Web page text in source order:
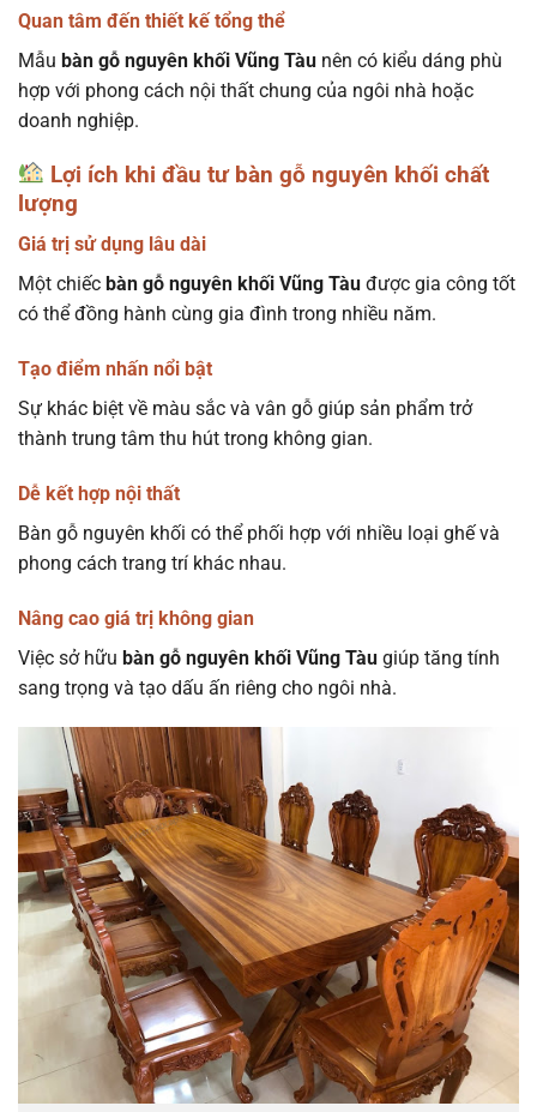
Quan tâm đến thiết kế tổng thể
Mẫu bàn gỗ nguyên khối Vũng Tàu nên có kiểu dáng phù
hợp với phong cách nội thất chung của ngôi nhà hoặc
doanh nghiệp.
Lợi ích khi đầu tư bàn gỗ nguyên khối chất
lượng
Giá trị sử dụng lâu dài
Một chiếc bàn gỗ nguyên khối Vũng Tàu được gia công tốt
có thể đồng hành cùng gia đình trong nhiều năm.
Tạo điểm nhấn nổi bật
Sự khác biệt về màu sắc và vân gỗ giúp sản phẩm trở
thành trung tâm thu hút trong không gian.
Dễ kết hợp nội thất
Bàn gỗ nguyên khối có thể phối hợp với nhiều loại ghế và
phong cách trang trí khác nhau.
Nâng cao giá trị không gian
Việc sở hữu bàn gỗ nguyên khối Vũng Tàu giúp tăng tính
sang trọng và tạo dấu ấn riêng cho ngôi nhà.